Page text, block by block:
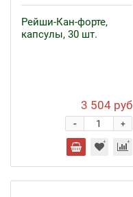
Рейши-Кан-форте,
капсулы, 30 шт.
3 504 руб
+
-